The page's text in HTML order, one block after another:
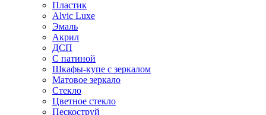
Пластик
Alvic Luxe
Эмаль
Акрил
ДСП
С патиной
Шкафы-купе с зеркалом
Матовое зеркало
Стекло
Цветное стекло
Пескоструй